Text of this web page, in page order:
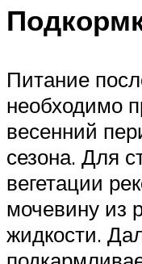
Питание
необходимо
весенний
сезона. Для
вегетации
мочевину из
жидкости.